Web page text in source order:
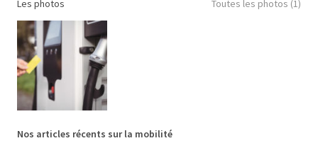
Les photos Toutes les photos (1)
Nos articles récents sur la mobilité